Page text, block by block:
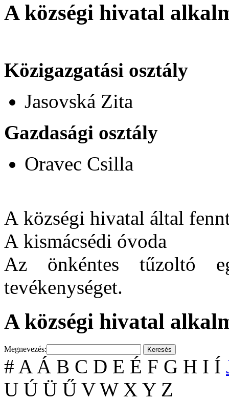
A községi hivatal
Közigazgatási osztály
Jasovská Zita
Gazdasági osztály
Oravec Csilla
A községi hivatal által
A kismácsédi óvoda
Az önkéntes tűzoltó
tevékenységet.
A községi hivatal
Megnevezés:
# A Á B C D E É F G H I Í
U Ú Ü Ű V W X Y Z